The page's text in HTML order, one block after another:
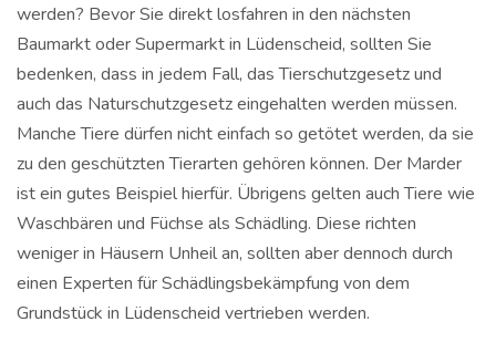
werden? Bevor Sie direkt losfahren in den nächsten
Baumarkt oder Supermarkt in Lüdenscheid, sollten Sie
bedenken, dass in jedem Fall, das Tierschutzgesetz und
auch das Naturschutzgesetz eingehalten werden müssen.
Manche Tiere dürfen nicht einfach so getötet werden, da sie
zu den geschützten Tierarten gehören können. Der Marder
ist ein gutes Beispiel hierfür. Übrigens gelten auch Tiere wie
Waschbären und Füchse als Schädling. Diese richten
weniger in Häusern Unheil an, sollten aber dennoch durch
einen Experten für Schädlingsbekämpfung von dem
Grundstück in Lüdenscheid vertrieben werden.